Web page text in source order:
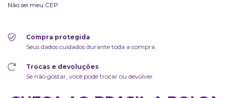
Não sei meu CEP
Compra protegida
Seus dados cuidados durante toda a compra.
Trocas e devoluções
Se não gostar, você pode trocar ou devolver.